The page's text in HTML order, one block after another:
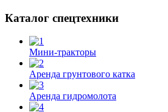
Каталог спецтехники
Мини-тракторы
Аренда грунтового катка
Аренда гидромолота